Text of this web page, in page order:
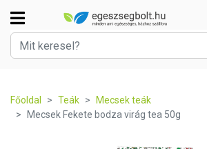
Főoldal Teák
Mecsek teák
Mecsek Fekete bodza virág tea 50g